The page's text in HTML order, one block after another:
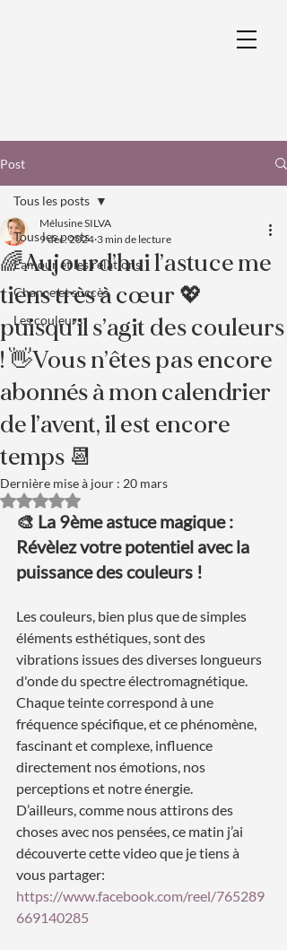
Post
Tous les posts
L'amour et les relations
Chance et succès
Les couleurs
Tous les posts
🌈Aujourd’hui l’astuce me
tiens très à cœur 💖
puisqu’il s’agit des couleurs
! 👋Vous n’êtes pas encore
abonnés à mon calendrier
de l’avent, il est encore
temps 📆
Mélusine SILVA
9 déc. 2024 3 min de lecture
Dernière mise à jour : 20 mars
Noté NaN étoiles sur 5.
🎨 La 9ème astuce magique :
Révèlez votre potentiel avec la
puissance des couleurs !
Les couleurs, bien plus que de simples
éléments esthétiques, sont des
vibrations issues des diverses longueurs
d'onde du spectre électromagnétique.
Chaque teinte correspond à une
fréquence spécifique, et ce phénomène,
fascinant et complexe, influence
directement nos émotions, nos
perceptions et notre énergie.
D’ailleurs, comme nous attirons des
choses avec nos pensées, ce matin j’ai
découverte cette video que je tiens à
vous partager:
https://www.facebook.com/reel/765289
669140285